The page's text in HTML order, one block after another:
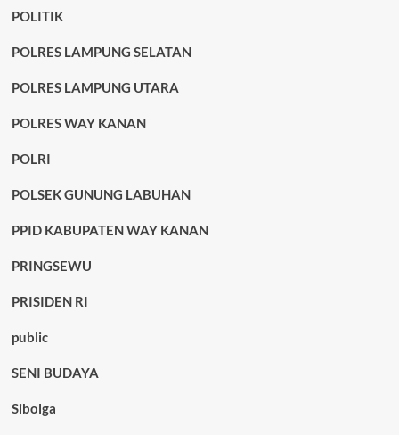
POLITIK
POLRES LAMPUNG SELATAN
POLRES LAMPUNG UTARA
POLRES WAY KANAN
POLRI
POLSEK GUNUNG LABUHAN
PPID KABUPATEN WAY KANAN
PRINGSEWU
PRISIDEN RI
public
SENI BUDAYA
Sibolga